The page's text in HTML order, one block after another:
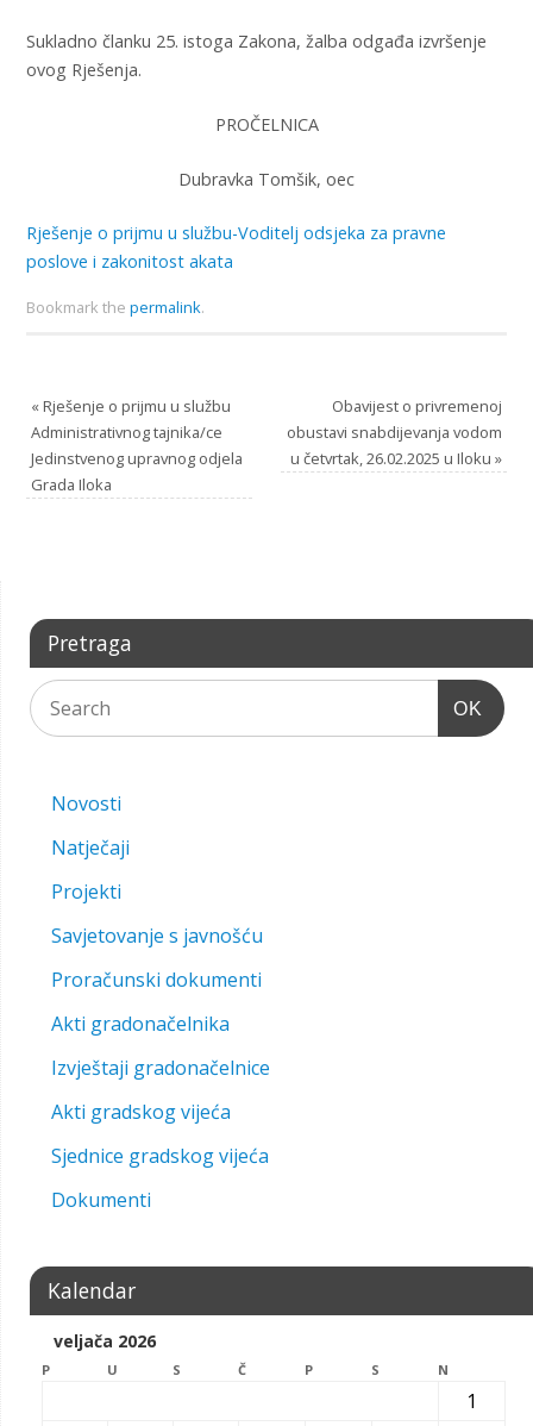
Sukladno članku 25. istoga Zakona, žalba odgađa izvršenje
ovog Rješenja.
PROČELNICA
Dubravka Tomšik, oec
Rješenje o prijmu u službu-Voditelj odsjeka za pravne
poslove i zakonitost akata
Bookmark the permalink.
«Rješenje o prijmu u službu
Administrativnog tajnika/ce
Jedinstvenog upravnog odjela
Grada Iloka
Obavijest o privremenoj
obustavi snabdijevanja vodom
u četvrtak, 26.02.2025 u Iloku»
Pretraga
OK
Novosti
Natječaji
Projekti
Savjetovanje s javnošću
Proračunski dokumenti
Akti gradonačelnika
Izvještaji gradonačelnice
Akti gradskog vijeća
Sjednice gradskog vijeća
Dokumenti
Kalendar
veljača 2026
P U S Č P S N
1